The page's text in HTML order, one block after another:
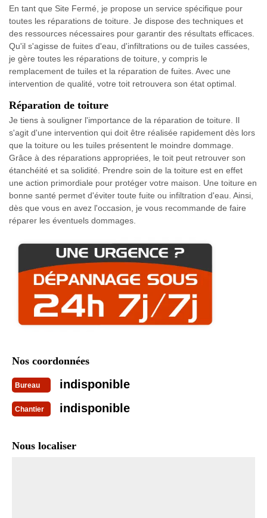
En tant que Site Fermé, je propose un service spécifique pour
toutes les réparations de toiture. Je dispose des techniques et
des ressources nécessaires pour garantir des résultats efficaces.
Qu'il s'agisse de fuites d'eau, d'infiltrations ou de tuiles cassées,
je gère toutes les réparations de toiture, y compris le
remplacement de tuiles et la réparation de fuites. Avec une
intervention de qualité, votre toit retrouvera son état optimal.
Réparation de toiture
Je tiens à souligner l'importance de la réparation de toiture. Il
s'agit d'une intervention qui doit être réalisée rapidement dès lors
que la toiture ou les tuiles présentent le moindre dommage.
Grâce à des réparations appropriées, le toit peut retrouver son
étanchéité et sa solidité. Prendre soin de la toiture est en effet
une action primordiale pour protéger votre maison. Une toiture en
bonne santé permet d'éviter toute fuite ou infiltration d'eau. Ainsi,
dès que vous en avez l'occasion, je vous recommande de faire
réparer les éventuels dommages.
Nos coordonnées
Bureau indisponible
Chantier indisponible
Nous localiser